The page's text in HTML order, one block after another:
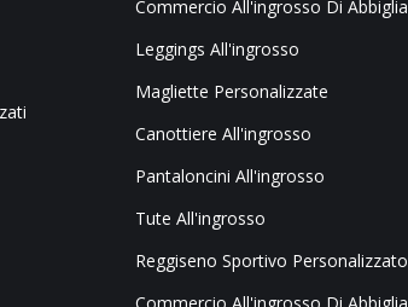
Leggings All'ingrosso
Magliette Personalizzate
Canottiere All'ingrosso
Pantaloncini All'ingrosso
Tute All'ingrosso
Reggiseno Sportivo Personalizzato